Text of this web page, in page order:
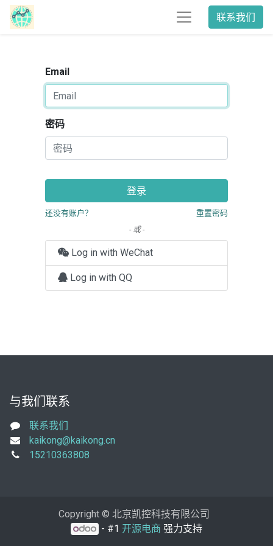
联系我们
Email
密码
登录
还没有账户？
重置密码
- 或 -
Log in with WeChat
Log in with QQ
与我们联系
联系我们
kaikong@kaikong.cn
15210363808
Copyright © 北京凯控科技有限公司
- #1开源电商 强力支持